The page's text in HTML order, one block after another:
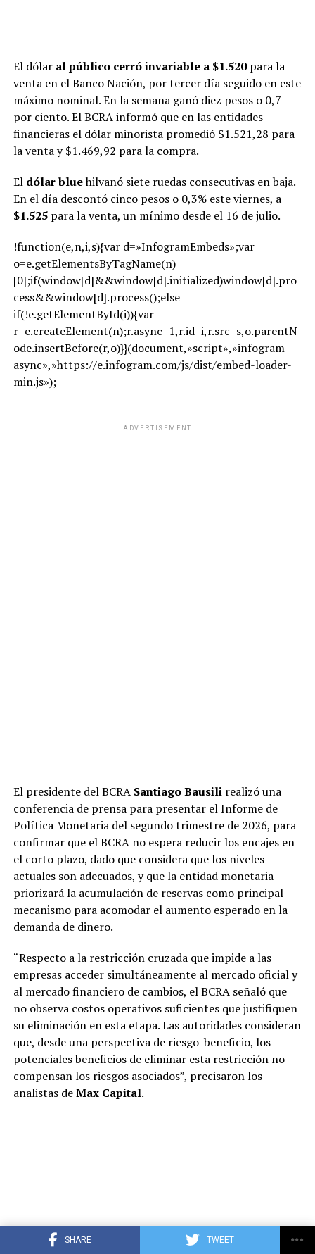
SHARE TWEET
El dólar al público cerró invariable a $1.520para la
venta en el Banco Nación, por tercer día seguido en este
máximo nominal. En la semana ganó diez pesos o 0,7
por ciento. El BCRA informó que en las entidades
financieras el dólar minorista promedió $1.521,28 para
la venta y $1.469,92 para la compra.
Eldólar bluehilvanó siete ruedas consecutivas en baja.
En el día descontó cinco pesos o 0,3% este viernes, a
$1.525para la venta, un mínimo desde el 16 de julio.
!function(e,n,i,s){var d=»InfogramEmbeds»;var
o=e.getElementsByTagName(n)
[0];if(window[d]&&window[d].initialized)window[d].pro
cess&&window[d].process();else
if(!e.getElementById(i)){var
r=e.createElement(n);r.async=1,r.id=i,r.src=s,o.parentN
ode.insertBefore(r,o)}}(document,»script»,»infogram-
async»,»https://e.infogram.com/js/dist/embed-loader-
min.js»);
ADVERTISEMENT
El presidente del BCRASantiago Bausilirealizó una
conferencia de prensa para presentar el Informe de
Política Monetaria del segundo trimestre de 2026, para
confirmar que el BCRA no espera reducir los encajes en
el corto plazo, dado que considera que los niveles
actuales son adecuados, y que la entidad monetaria
priorizará la acumulación de reservas como principal
mecanismo para acomodar el aumento esperado en la
demanda de dinero.
“Respecto a la restricción cruzada que impide a las
empresas acceder simultáneamente al mercado oficial y
al mercado financiero de cambios, el BCRA señaló que
no observa costos operativos suficientes que justifiquen
su eliminación en esta etapa. Las autoridades consideran
que, desde una perspectiva de riesgo-beneficio, los
potenciales beneficios de eliminar esta restricción no
compensan los riesgos asociados”, precisaron los
analistas deMax Capital.